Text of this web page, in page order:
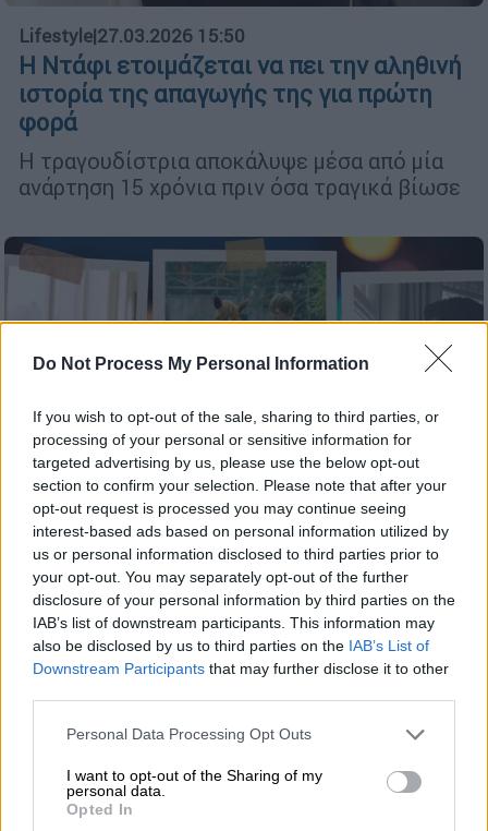
Do Not Process My Personal Information
If you wish to opt-out of the sale, sharing to third parties, or
processing of your personal or sensitive information for
targeted advertising by us, please use the below opt-out
section to confirm your selection. Please note that after your
opt-out request is processed you may continue seeing
interest-based ads based on personal information utilized by
us or personal information disclosed to third parties prior to
your opt-out. You may separately opt-out of the further
disclosure of your personal information by third parties on the
IAB’s list of downstream participants. This information may
also be disclosed by us to third parties on the IAB’s List of
Downstream Participants that may further disclose it to other
Please note that this website/app uses one or more Google
not limited to your visit or usage behaviour. You may click to
grant or deny consent to Google and its third-party tags to
use your data for below specified purposes in below Google
Personal Data Processing Opt Outs
I want to opt-out of the Sharing of my
personal data.
Opted In
Lifestyle|27.03.2026 15:50
Η Ντάφι ετοιμάζεται να πει την αληθινή
ιστορία της απαγωγής της για πρώτη
φορά
Η τραγουδίστρια αποκάλυψε μέσα από μία
ανάρτηση 15 χρόνια πριν όσα τραγικά βίωσε
Τηλεόραση|25.03.2026 14:13
25η Μαρτίου με βροχή και κρύο; Οι
σειρές που θα σε κρατήσουν μέσα (και
δεν θα το μετανιώσεις)
δράμα και κωμωδία, αυτές είναι μερικές από
τις σειρές που αξίζει να βάλεις στη λίστα